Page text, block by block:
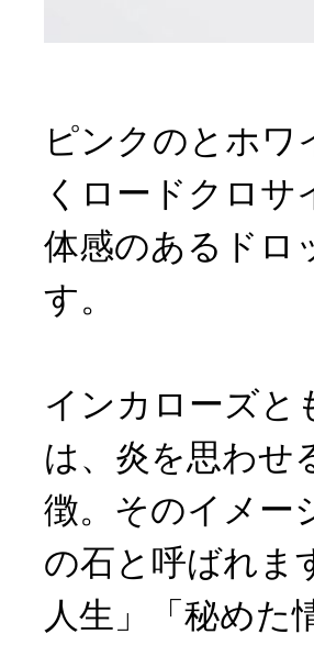
ピンクのとホワ
くロードクロ
体感のあるドロ
す。
インカローズと
は、炎を思わせ
徴。そのイメー
の石と呼ばれま
人生」「秘めた